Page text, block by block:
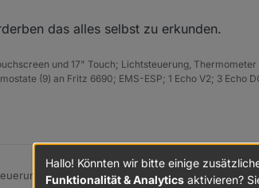
das alles selbst zu erkunden.
und 17" Touch; Lichtsteuerung,
(9) an Fritz 6690; EMS-ESP; 1 Echo V2; 3 Echo
ist etwas schwer. Aber dafür sind ja so
Hallo! Könnten wir bitte einige
Funktionalität & Analytics aktivieren?